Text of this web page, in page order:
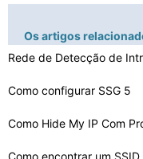
Os artigos
Como configurar SSG 5
Como Hide My IP Com
Como encontrar um